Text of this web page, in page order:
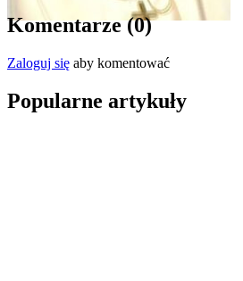
Komentarze (0)
Zaloguj się aby komentować
Popularne artykuły